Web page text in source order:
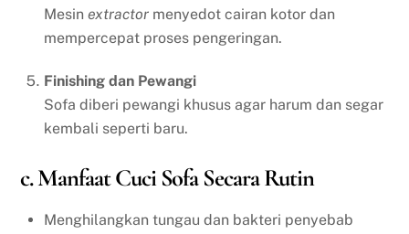
Mesin extractor menyedot cairan kotor dan
mempercepat proses pengeringan.
Finishing dan Pewangi
Sofa diberi pewangi khusus agar harum dan segar
kembali seperti baru.
c. Manfaat Cuci Sofa Secara Rutin
Menghilangkan tungau dan bakteri penyebab